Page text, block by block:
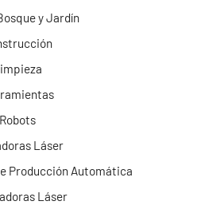
y Jardín
Robots
Láser
Producción Automática
Láser